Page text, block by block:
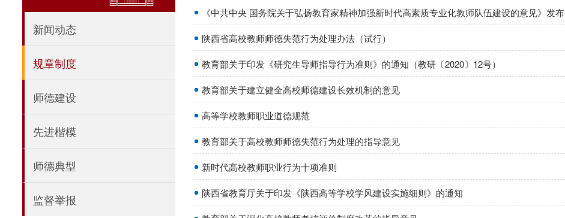
新闻动态
规章制度
师德建设
先进楷模
师德典型
监督举报
《中共中央 国务院关于弘扬教育家精神加强新时代高素质专业化教师队伍建设的意见》发布
陕西省高校教师师德失范行为处理办法（试行）
教育部关于印发《研究生导师指导行为准则》的通知（教研〔2020〕12号）
教育部关于建立健全高校师德建设长效机制的意见
高等学校教师职业道德规范
教育部关于高校教师师德失范行为处理的指导意见
新时代高校教师职业行为十项准则
陕西省教育厅关于印发《陕西高等学校学风建设实施细则》的通知